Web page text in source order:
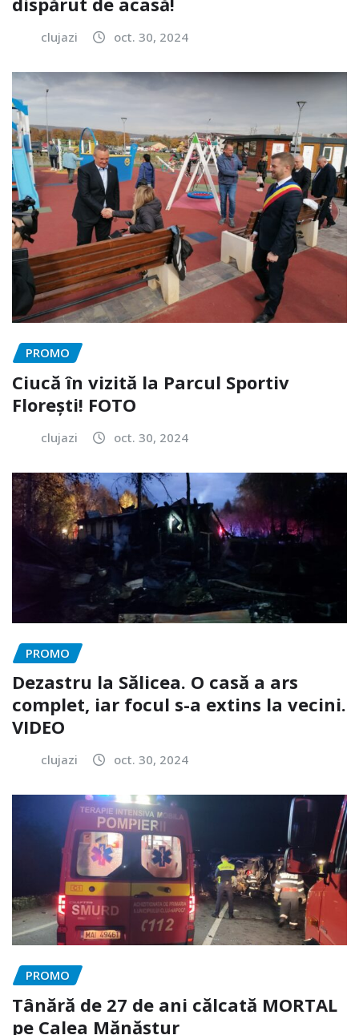
clujazi oct. 30, 2024
PROMO
Ciucă în vizită la Parcul Sportiv
Florești! FOTO
clujazi oct. 30, 2024
PROMO
Dezastru la Sălicea. O casă a ars
complet, iar focul s-a extins la vecini.
VIDEO
clujazi oct. 30, 2024
PROMO
Tânără de 27 de ani călcată MORTAL
pe Calea Mănăștur